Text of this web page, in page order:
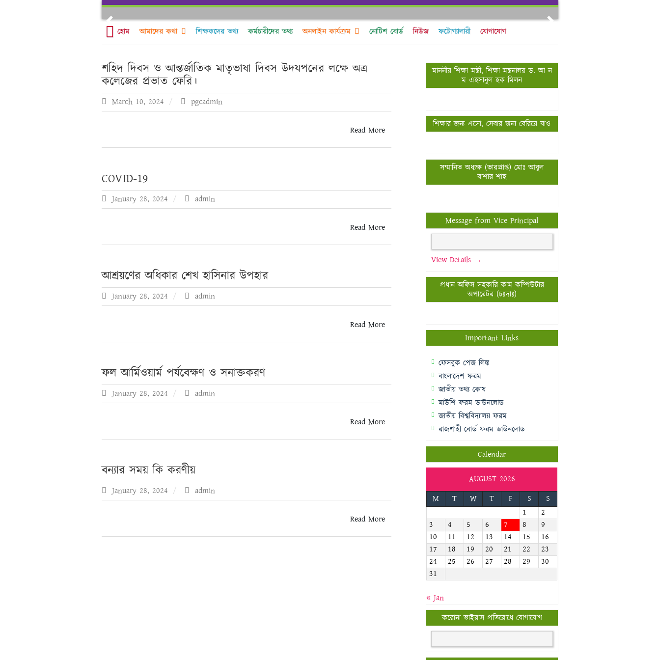
Previous
হোম আমাদের কথা শিক্ষকদের তথ্য কর্মচারীদের তথ্য অনলাইন কার্যক্রম নোটিশ বোর্ড নিউজ ফটোগ্যালারী যোগাযোগ
শহিদ দিবস ও আন্তর্জাতিক মাতৃভাষা দিবস উদযপনের লক্ষে অত্র
কলেজের প্রভাত ফেরি।
March 10, 2024 pgcadmin
Read More
COVID-19
January 28, 2024 admin
Read More
আশ্রয়ণের অধিকার শেখ হাসিনার উপহার
January 28, 2024 admin
Read More
ফল আর্মিওয়ার্ম পর্যবেক্ষণ ও সনাক্তকরণ
January 28, 2024 admin
Read More
বন্যার সময় কি করণীয়
January 28, 2024 admin
Read More
মাননীয় শিক্ষা মন্ত্রী, শিক্ষা মন্ত্রনালয় ড. আ ন
ম এহসানুল হক মিলন
শিক্ষার জন্য এসো, সেবার জন্য বেরিয়ে যাও
সম্মানিত অধ্যক্ষ (ভারপ্রাপ্ত) মোঃ আবুল
বাশার শাহ
Message from Vice Principal
View Details →
প্রধান অফিস সহকারি কাম কম্পিউটার
অপারেটর (চঃদাঃ)
Important Links
ফেসবুক পেজ লিঙ্ক
বাংলাদেশ ফরম
জাতীয় তথ্য কোষ
মাউশি ফরম ডাউনলোড
জাতীয় বিশ্ববিদ্যালয় ফরম
রাজশাহী বোর্ড ফরম ডাউনলোড
Calendar
AUGUST 2026
M
T W T F S
S
1
2
3
4 5 6 7 8
9
10
11 12 13 14 15
16
17
18 19 20 21 22
23
24
25 26 27 28 29
30
31
« Jan
করোনা ভাইরাস প্রতিরোধে যোগাযোগ